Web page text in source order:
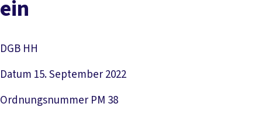
ein
DGB HH
Datum 15. September 2022
Ordnungsnummer PM 38